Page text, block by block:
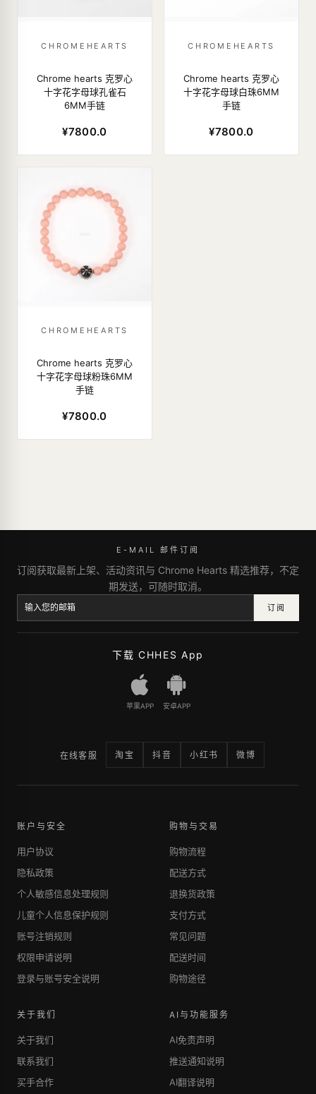
CHROMEHEARTS
Chrome hearts 克罗心
十字花字母球孔雀石
6MM手链
¥7800.0
CHROMEHEARTS
Chrome hearts 克罗心
十字花字母球白珠6MM
手链
¥7800.0
CHROMEHEARTS
Chrome hearts 克罗心
十字花字母球粉珠6MM
手链
¥7800.0
E-MAIL 邮件订阅
订阅获取最新上架、活动资讯与 Chrome Hearts 精选推荐，不定
期发送，可随时取消。
订阅
下载 CHHES App
苹果APP 安卓APP
在线客服 淘宝 抖音 小红书 微博
账户与安全
用户协议
隐私政策
个人敏感信息处理规则
儿童个人信息保护规则
账号注销规则
权限申请说明
登录与账号安全说明
购物与交易
购物流程
配送方式
退换货政策
支付方式
常见问题
配送时间
购物途径
关于我们
关于我们
联系我们
买手合作
AI与功能服务
AI免责声明
推送通知说明
AI翻译说明